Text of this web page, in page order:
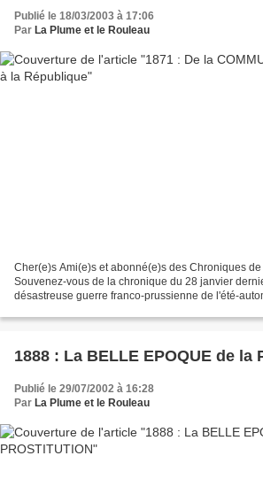
Publié le 18/03/2003 à 17:06
Par La Plume et le Rouleau
Cher(e)s Ami(e)s et abonné(e)s des Chroniques
Souvenez-vous de la chronique du 28 janvier
désastreuse guerre franco-prussienne de l'été-
1888 : La BELLE EPOQUE de la
Publié le 29/07/2002 à 16:28
Par La Plume et le Rouleau